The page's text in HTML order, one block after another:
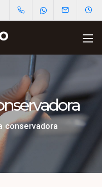
conservadora